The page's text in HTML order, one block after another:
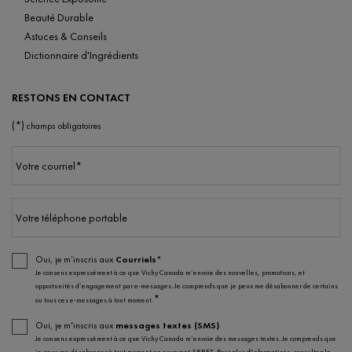
Beauté Durable
Astuces & Conseils
Dictionnaire d'Ingrédients
RESTONS EN CONTACT
(*) champs obligatoires
Votre courriel*
Votre téléphone portable
Oui, je m’inscris aux Courriels*
Je consens expressément à ce que Vichy Canada m’envoie des nouvelles, promotions, et
opportunités d’engagement par e-messages. Je comprends que je peux me désabonner de certains
ou tous ces e-messages à tout moment.*
Oui, je m'inscris aux messages textes (SMS)
Je consens expressément à ce que Vichy Canada m’envoie des messages textes. Je comprends que